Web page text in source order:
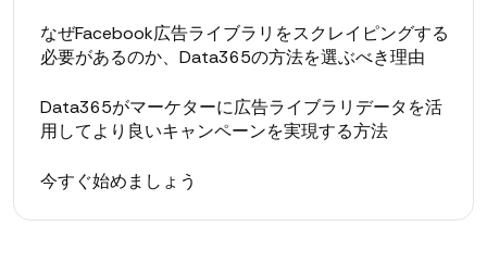
なぜFacebook広告ライブラリをスクレイピングする
必要があるのか、Data365の方法を選ぶべき理由
Data365がマーケターに広告ライブラリデータを活
用してより良いキャンペーンを実現する方法
今すぐ始めましょう